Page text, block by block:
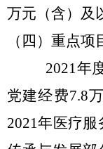
万元（含）及
（四） 重点项
2021年
党建经费7.8
2021年医疗